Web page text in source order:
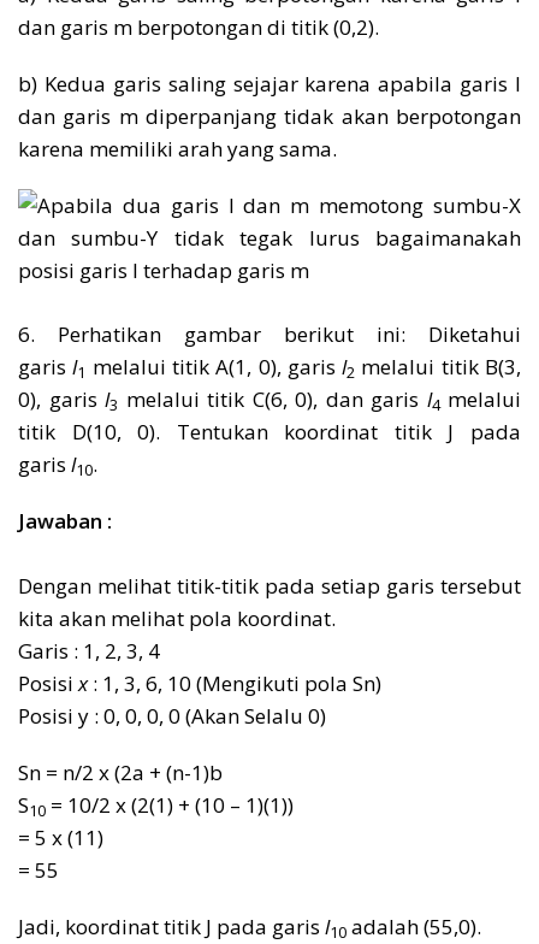
dan garis m berpotongan di titik (0,2).
b) Kedua garis saling sejajar karena apabila garis l
dan garis m diperpanjang tidak akan berpotongan
karena memiliki arah yang sama.
6. Perhatikan gambar berikut ini: Diketahui
garisl1 melalui titik A(1, 0), garisl2 melalui titik B(3,
0), garis l3 melalui titik C(6, 0), dan garis l4 melalui
titik D(10, 0). Tentukan koordinat titik J pada
garis l10.
Jawaban :
Dengan melihat titik-titik pada setiap garis tersebut
kita akan melihat pola koordinat.
Garis : 1, 2, 3, 4
Posisi x: 1, 3, 6, 10 (Mengikuti pola Sn)
Posisi y : 0, 0, 0, 0 (Akan Selalu 0)
Sn = n/2 x (2a + (n-1)b
S10 = 10/2 x (2(1) + (10 – 1)(1))
= 5 x (11)
= 55
Jadi, koordinat titik J pada garis l10 adalah (55,0).